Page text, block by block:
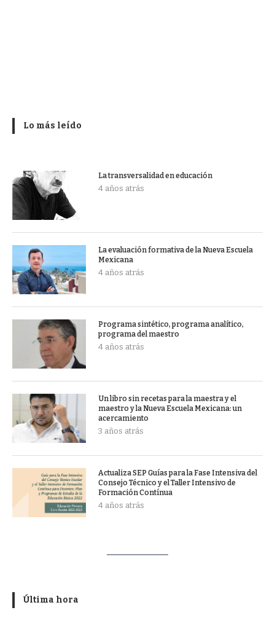
Lo más leído
La transversalidad en educación
4 años atrás
La evaluación formativa de la Nueva Escuela
Mexicana
4 años atrás
Programa sintético, programa analítico,
programa del maestro
4 años atrás
Un libro sin recetas para la maestra y el
maestro y la Nueva Escuela Mexicana: un
acercamiento
3 años atrás
Actualiza SEP Guías para la Fase Intensiva del
Consejo Técnico y el Taller Intensivo de
Formación Contínua
4 años atrás
Última hora